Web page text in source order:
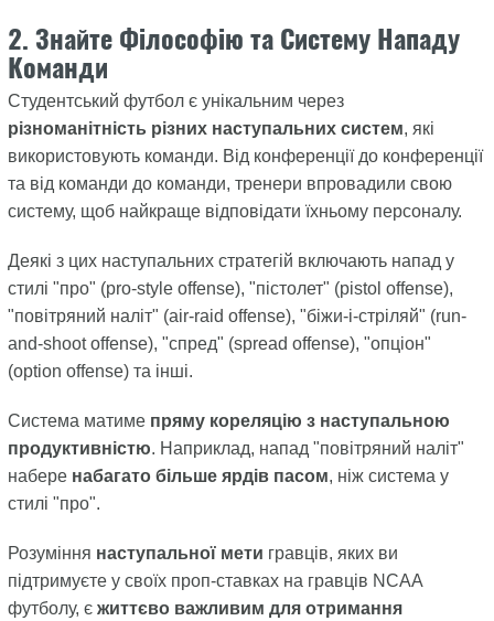
2. Знайте Філософію та Систему Нападу
Команди
Студентський футбол є унікальним через
різноманітність різних наступальних систем, які
використовують команди. Від конференції до конференції
та від команди до команди, тренери впровадили свою
систему, щоб найкраще відповідати їхньому персоналу.
Деякі з цих наступальних стратегій включають напад у
стилі "про" (pro-style offense), "пістолет" (pistol offense),
"повітряний наліт" (air-raid offense), "біжи-і-стріляй" (run-
and-shoot offense), "спред" (spread offense), "опціон"
(option offense) та інші.
Система матиме пряму кореляцію з наступальною
продуктивністю. Наприклад, напад "повітряний наліт"
набере набагато більше ярдів пасом, ніж система у
стилі "про".
Розуміння наступальної мети гравців, яких ви
підтримуєте у своїх проп-ставках на гравців NCAA
футболу, є життєво важливим для отримання